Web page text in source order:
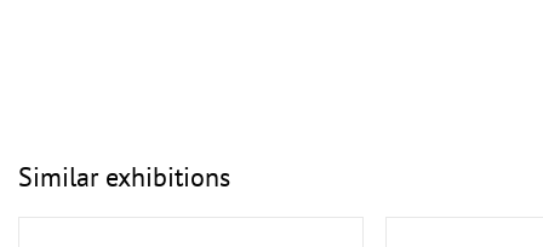
Similar exhibitions